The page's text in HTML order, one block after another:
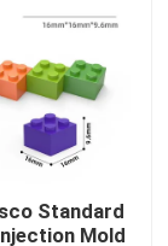
Standard
Mold